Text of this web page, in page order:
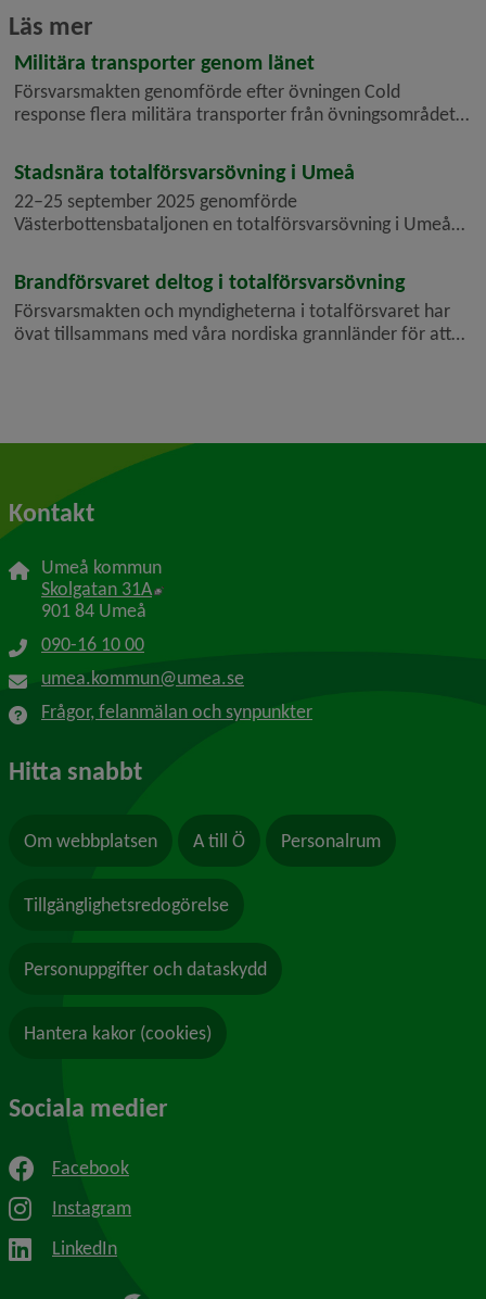
Läs mer
Militära transporter genom länet
Försvarsmakten genomförde efter övningen Cold
response flera militära transporter från övningsområdet i
mars och i huvudsak under helgen 20–22 mars 2026.
Västerbottens län berördes ytterst...
Stadsnära totalförsvarsövning i Umeå
22–25 september 2025 genomförde
Västerbottensbataljonen en totalförsvarsövning i Umeå
lös ammunition. Det medförde också ökad militär
verksamhet och militära transporter i hela Västerbo...
Brandförsvaret deltog i totalförsvarsövning
Försvarsmakten och myndigheterna i totalförsvaret har
övat tillsammans med våra nordiska grannländer för att
Kontakt
Umeå kommun
Skolgatan 31A Länk till annan webbplats, öppnas i nytt
901 84 Umeå
090-16 10 00
umea.kommun@umea.se
Frågor, felanmälan och synpunkter
Hitta snabbt
Om webbplatsen A till Ö Personalrum
Tillgänglighetsredogörelse
Personuppgifter och dataskydd
Hantera kakor (cookies)
Sociala medier
Facebook
Instagram
LinkedIn